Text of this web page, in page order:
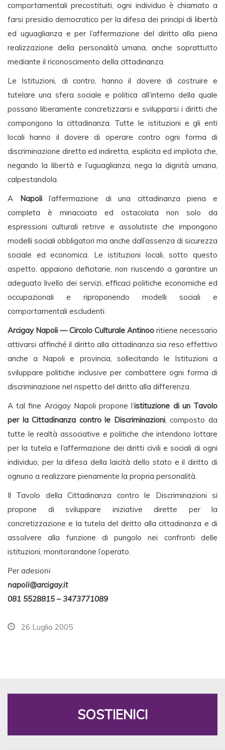
comportamentali precostituiti, ogni individuo è chiamato a
farsi presidio democratico per la difesa dei principi di libertà
ed uguaglianza e per l’affermazione del diritto alla piena
realizzazione della personalità umana, anche soprattutto
mediante il riconoscimento della cittadinanza.
Le Istituzioni, di contro, hanno il dovere di costruire e
tutelare una sfera sociale e politica all’interno della quale
possano liberamente concretizzarsi e svilupparsi i diritti che
compongono la cittadinanza. Tutte le istituzioni e gli enti
locali hanno il dovere di operare contro ogni forma di
discriminazione diretta ed indiretta, esplicita ed implicita che,
negando la libertà e l’uguaglianza, nega la dignità umana,
calpestandola.
A Napolil’affermazione di una cittadinanza piena e
completa è minacciata ed ostacolata non solo da
espressioni culturali retrive e assolutiste che impongono
modelli sociali obbligatori ma anche dall’assenza di sicurezza
sociale ed economica. Le istituzioni locali, sotto questo
aspetto, appaiono deficitarie, non riuscendo a garantire un
adeguato livello dei servizi, efficaci politiche economiche ed
occupazionali e riproponendo modelli sociali e
comportamentali escludenti.
Arcigay Napoli — Circolo Culturale Antinoo ritiene necessario
attivarsi affinché il diritto alla cittadinanza sia reso effettivo
anche a Napoli e provincia, sollecitando le Istituzioni a
sviluppare politiche inclusive per combattere ogni forma di
discriminazione nel rispetto del diritto alla differenza.
A tal fine Arcigay Napoli propone l’istituzione di un Tavolo
per la Cittadinanza contro le Discriminazioni, composto da
tutte le realtà associative e politiche che intendono lottare
per la tutela e l’affermazione dei diritti civili e sociali di ogni
individuo, per la difesa della laicità dello stato e il diritto di
ognuno a realizzare pienamente la propria personalità.
Il Tavolo della Cittadinanza contro le Discriminazioni si
propone di sviluppare iniziative dirette per la
concretizzazione e la tutela del diritto alla cittadinanza e di
assolvere alla funzione di pungolo nei confronti delle
istituzioni, monitorandone l’operato.
Per adesioni
napoli@arcigay.it
081 5528815 – 3473771089
26 Luglio 2005
SOSTIENICI